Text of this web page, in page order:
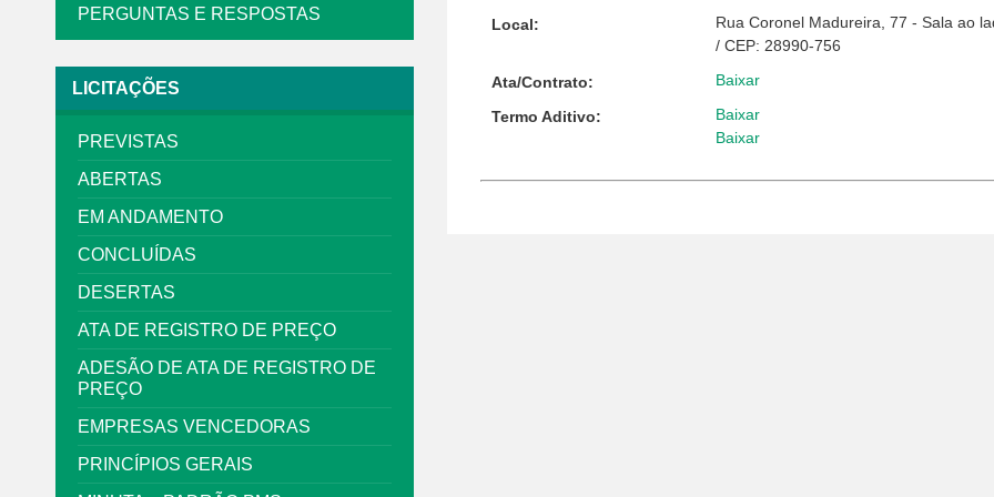
PERGUNTAS E RESPOSTAS
LICITAÇÕES
PREVISTAS
ABERTAS
EM ANDAMENTO
CONCLUÍDAS
DESERTAS
ATA DE REGISTRO DE PREÇO
ADESÃO DE ATA DE REGISTRO DE
PREÇO
EMPRESAS VENCEDORAS
PRINCÍPIOS GERAIS
Local:
Rua Coronel Madureira, 77 - Sala ao
/ CEP: 28990-756
Ata/Contrato: Baixar
Termo Aditivo:
Baixar
Baixar